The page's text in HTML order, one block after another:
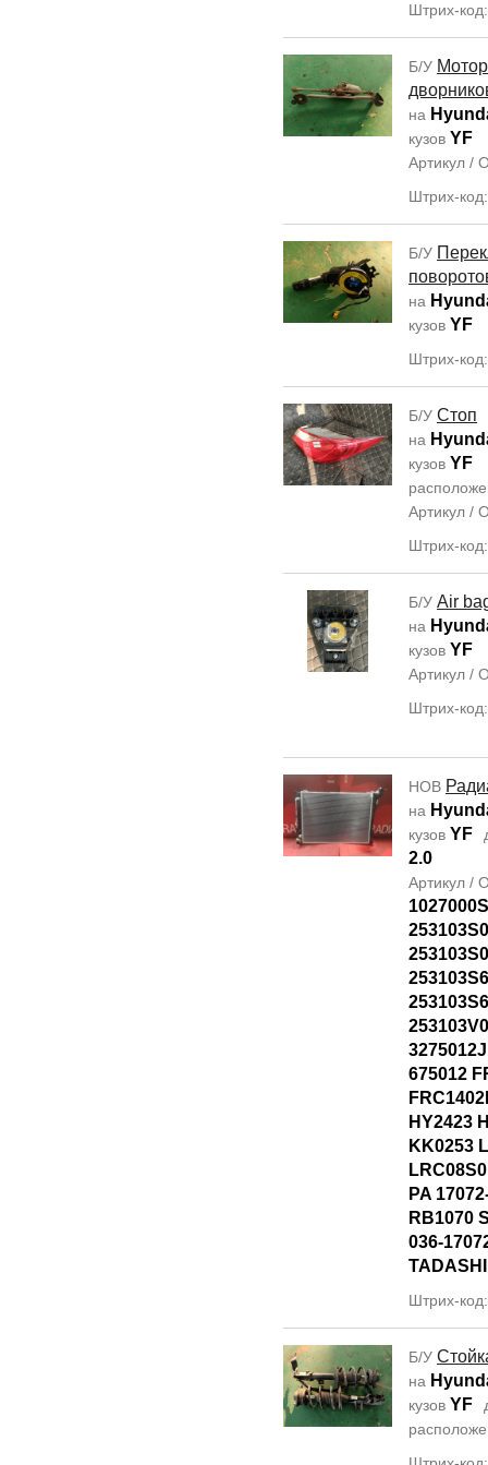
Штрих-
Б/У
на
кузов YF
Артикул /
Штрих-
Б/У
на
кузов YF
Штрих-
Б/У Стоп
на
кузов YF
Артикул /
Штрих-
Б/У Air
на
кузов YF
Артикул /
Штрих-
НОВ
на
кузов YF
2.0
Артикул /
675012
HY2423
KK0253
PA
RB1070
036-
TADASHI
Штрих-
Б/У
на
кузов YF